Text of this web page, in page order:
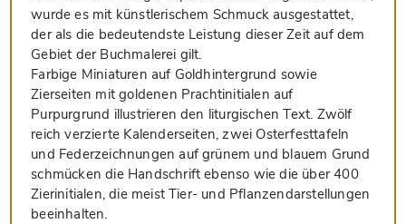
wurde es mit künstlerischem Schmuck ausgestattet,
der als die bedeutendste Leistung dieser Zeit auf dem
Gebiet der Buchmalerei gilt.
Farbige Miniaturen auf Goldhintergrund sowie
Zierseiten mit goldenen Prachtinitialen auf
Purpurgrund illustrieren den liturgischen Text. Zwölf
reich verzierte Kalenderseiten, zwei Osterfesttafeln
und Federzeichnungen auf grünem und blauem Grund
schmücken die Handschrift ebenso wie die über 400
Zierinitialen, die meist Tier- und Pflanzendarstellungen
beeinhalten.